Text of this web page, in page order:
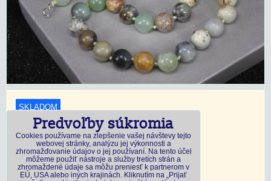
SKLADOM
18,45 €s DPH
Dostupnosť:Skladom
Predvoľby súkromia
Cookies používame na zlepšenie vašej návštevy tejto
webovej stránky, analýzu jej výkonnosti a
zhromažďovanie údajov o jej používaní. Na tento účel
môžeme použiť nástroje a služby tretích strán a
zhromaždené údaje sa môžu preniesť k partnerom v
EÚ, USA alebo iných krajinách. Kliknutím na „Prijať